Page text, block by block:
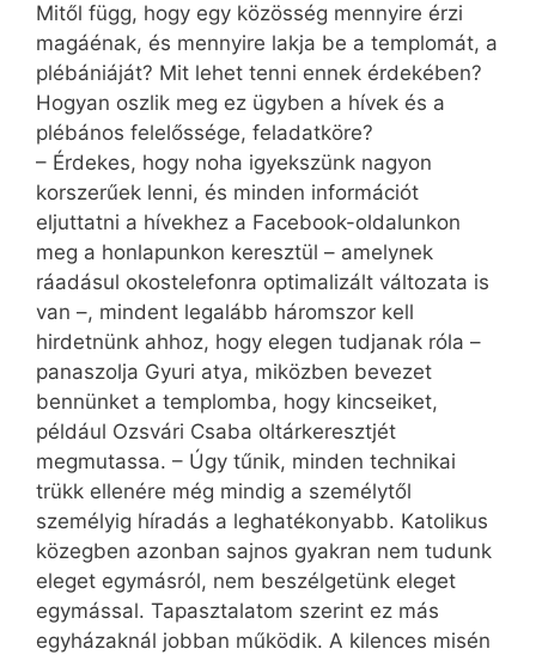
Mitől függ, hogy egy közösség mennyire érzi
magáénak, és mennyire lakja be a templomát, a
plébániáját? Mit lehet tenni ennek érdekében?
Hogyan oszlik meg ez ügyben a hívek és a
plébános felelőssége, feladatköre?
– Érdekes, hogy noha igyekszünk nagyon
korszerűek lenni, és minden információt
eljuttatni a hívekhez a Facebook-oldalunkon
meg a honlapunkon keresztül – amelynek
ráadásul okostelefonra optimalizált változata is
van –, mindent legalább háromszor kell
hirdetnünk ahhoz, hogy elegen tudjanak róla –
panaszolja Gyuri atya, miközben bevezet
bennünket a templomba, hogy kincseiket,
például Ozsvári Csaba oltárkeresztjét
megmutassa. – Úgy tűnik, minden technikai
trükk ellenére még mindig a személytől
személyig híradás a leghatékonyabb. Katolikus
közegben azonban sajnos gyakran nem tudunk
eleget egymásról, nem beszélgetünk eleget
egymással. Tapasztalatom szerint ez más
egyházaknál jobban működik. A kilences misén